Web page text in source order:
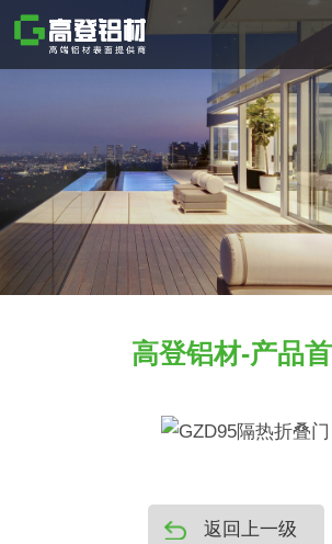
高登铝材-产品
返回上一级